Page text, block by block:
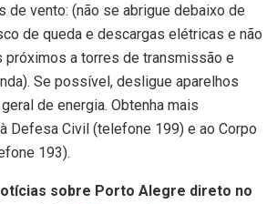
de vento: (não se abrigue debaixo de
de queda e descargas elétricas e não
a torres de transmissão e
Se possível, desligue aparelhos
de energia. Obtenha mais
Defesa Civil (telefone 199) e ao Corpo
193).
sobre Porto Alegre direto no